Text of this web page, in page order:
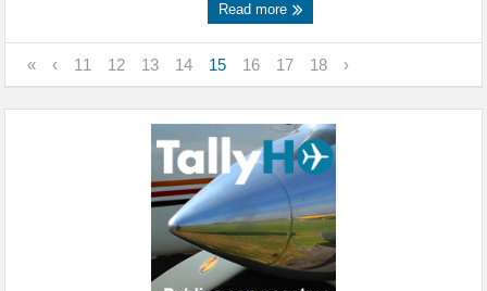
Read more
« ‹ 11 12 13 14 15 16 17 18 ›